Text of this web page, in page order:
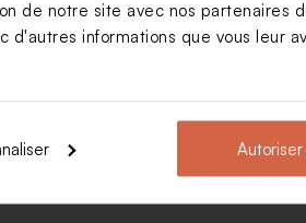
de notre site avec nos partenaires
informations que vous leur
Limited
+